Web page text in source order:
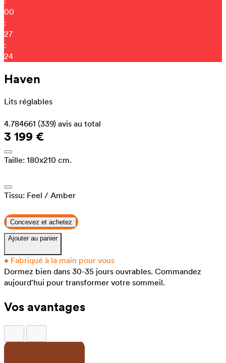
00
:
27
:
18
Haven
Lits réglables
4.784661 (339) avis au total
3 199 €
Taille: 180x210 cm.
Tissu: Feel / Amber
Concevez et achetez
Ajouter au panier
• Fabriqué à la main pour vous
Dormez bien dans 30-35 jours ouvrables. Commandez
aujourd'hui pour transformer votre sommeil.
Vos avantages